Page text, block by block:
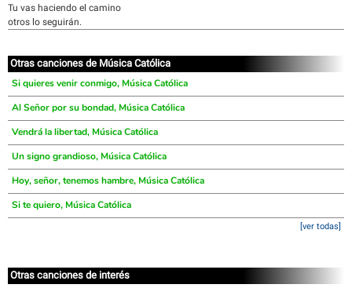
Tu vas haciendo el camino
otros lo seguirán.
Otras canciones de Música Católica
Si quieres venir conmigo, Música Católica
Al Señor por su bondad, Música Católica
Vendrá la libertad, Música Católica
Un signo grandioso, Música Católica
Hoy, señor, tenemos hambre, Música Católica
Si te quiero, Música Católica
[ver todas]
Otras canciones de interés